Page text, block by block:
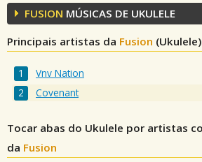
FUSION MÚSICAS DE UKULELE
Principais artistas da Fusion (Ukulele)
Vnv Nation
Covenant
Tocar abas do Ukulele por artistas
da Fusion